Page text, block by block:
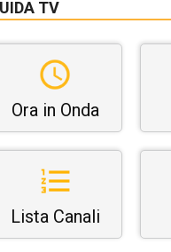
TV
Ora in Onda
Lista Canali